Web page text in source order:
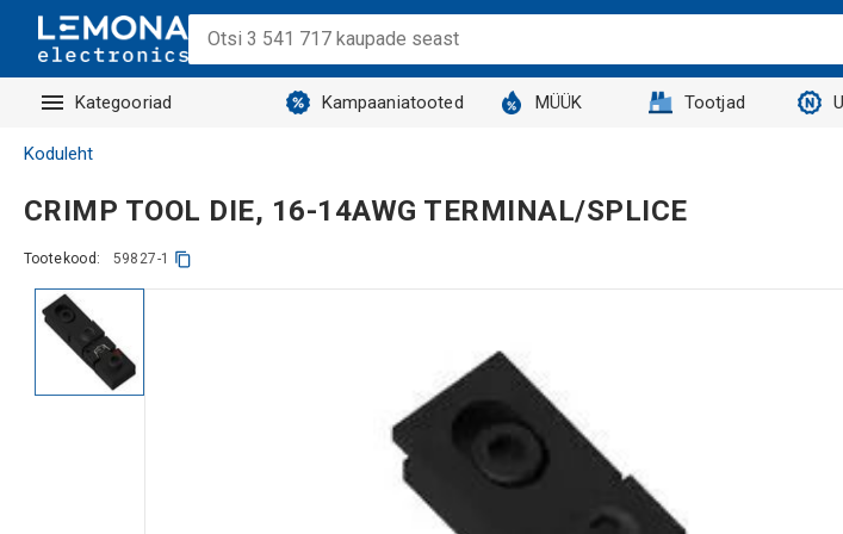
Kategooriad Kampaaniatooted MÜÜK Tootjad
Koduleht
CRIMP TOOL DIE, 16-14AWG TERMINAL/SPLICE
Tootekood: 59827-1